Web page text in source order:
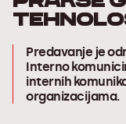
Predavanje je
Interno
internih
organizacijama.